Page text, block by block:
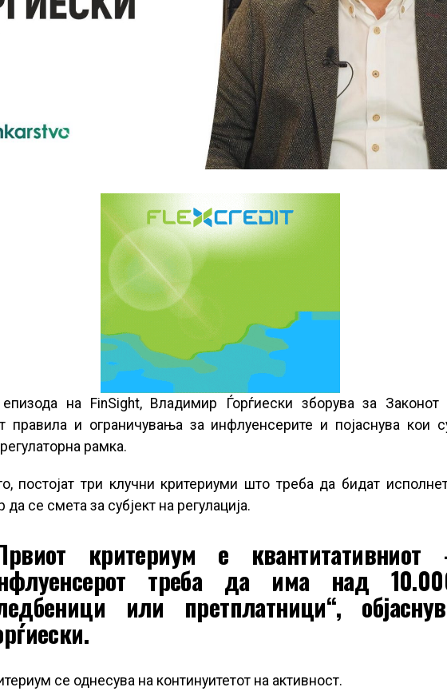
на FinSight, Владимир Ѓорѓиески зборува за
правила и ограничувања за инфлуенсерите и појаснува кои
рамка.
постојат три клучни критериуми што треба да бидат
се смета за субјект на регулација.
критериум е квантитативниот
треба да има над
или претплатници“,
се однесува на континуитетот на активност.